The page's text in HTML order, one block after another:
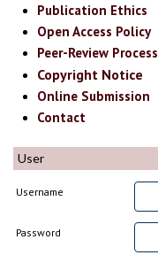
Publication Ethics
Open Access Policy
Peer-Review Process
Copyright Notice
Online Submission
Contact
User
Username
Password